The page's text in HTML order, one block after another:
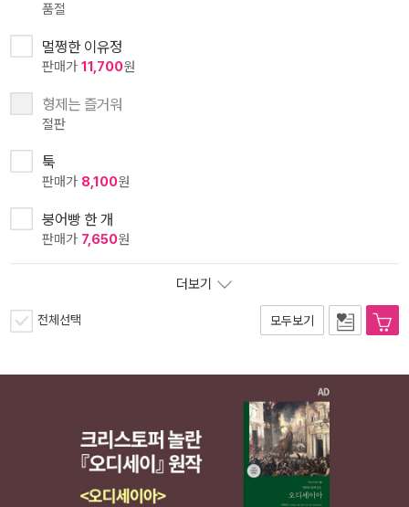
품절
멀쩡한 이유정
판매가 11,700원
형제는 즐거워
절판
툭
판매가 8,100원
붕어빵 한 개
판매가 7,650원
더보기
전체선택 모두보기